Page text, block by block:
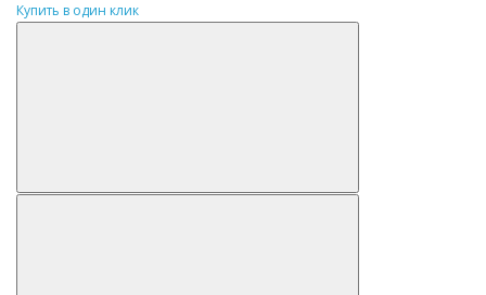
Купить в один клик